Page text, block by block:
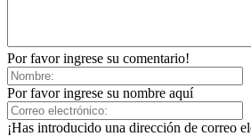
Por favor ingrese su comentario!
Por favor ingrese su nombre aquí
¡Has introducido una dirección de correo